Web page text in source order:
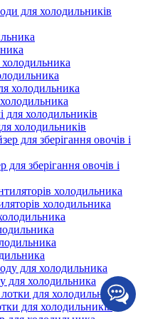
для холодильників
холодильників
зберігання овочів і
холодильника
для холодильника
для холодильників